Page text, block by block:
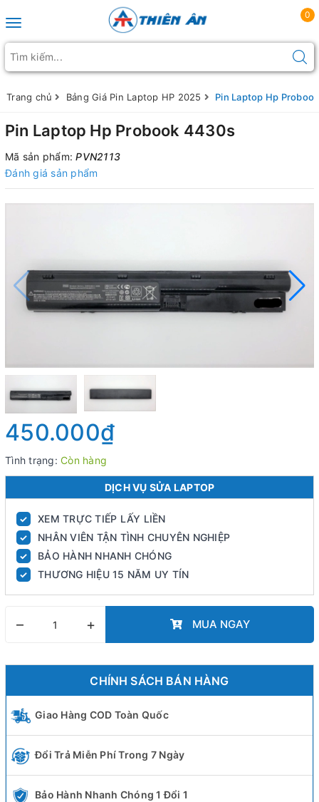
Toggle navigation
0
Trang chủ Bảng Giá Pin Laptop HP 2025 Pin Laptop Hp
Pin Laptop Hp Probook 4430s
Mã sản phẩm:PVN2113
Đánh giá sản phẩm
450.000₫
Tình trạng: Còn hàng
DỊCH VỤ SỬA LAPTOP
✓ XEM TRỰC TIẾP LẤY LIỀN
✓ NHÂN VIÊN TẬN TÌNH CHUYÊN NGHIỆP
✓ BẢO HÀNH NHANH CHÓNG
✓ THƯƠNG HIỆU 15 NĂM UY TÍN
– + MUA NGAY
CHÍNH SÁCH BÁN HÀNG
Giao Hàng COD Toàn Quốc
Đổi Trả Miễn Phí Trong 7 Ngày
Bảo Hành Nhanh Chóng 1 Đổi 1